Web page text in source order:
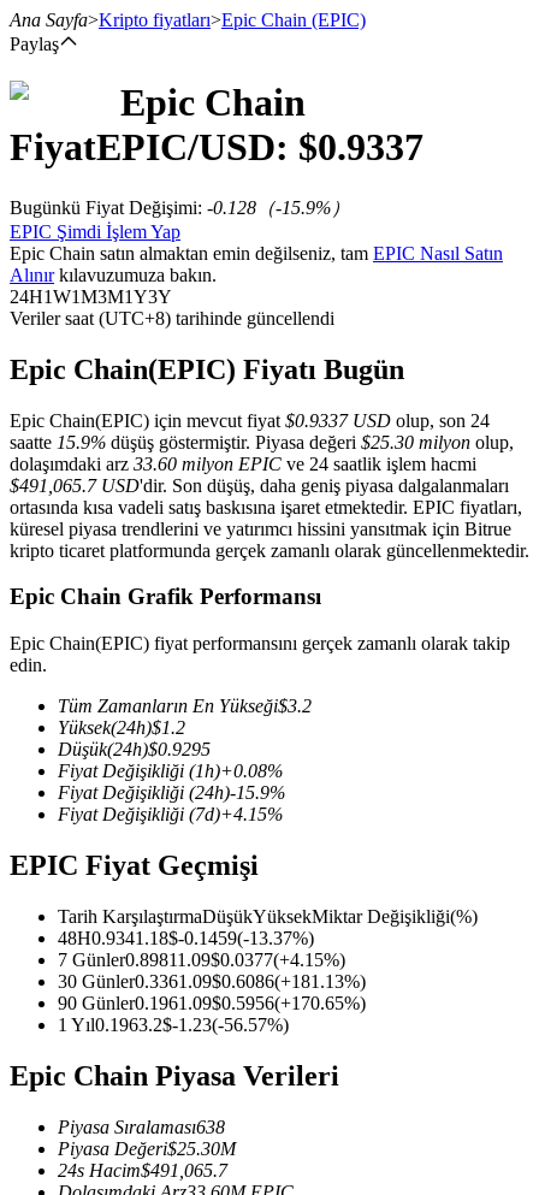
Vadeli İşlemler
USDT Vadeli İşlemleri
COIN-M Vadeli İşlemleri
TradFi
Hisse senetleri, döviz, değerli metaller ve emtia türevleri
USDC Vadeli İşlemleri
Ana Sayfa>Kripto fiyatları>Epic Chain (EPIC)
Paylaş
Epic Chain
FiyatEPIC/USD: $0.9337
Bugünkü Fiyat Değişimi: -0.128 （-15.9%）
EPIC Şimdi İşlem Yap
Epic Chain satın almaktan emin değilseniz, tam EPIC Nasıl Satın
Alınırkılavuzumuza bakın.
24H1W1M3M1Y3Y
Veriler saat (UTC+8) tarihinde güncellendi
Epic Chain(EPIC) Fiyatı Bugün
Epic Chain(EPIC) için mevcut fiyat $0.9337 USD olup, son 24
saatte 15.9% düşüş göstermiştir. Piyasa değeri $25.30 milyon olup,
dolaşımdaki arz 33.60 milyon EPIC ve 24 saatlik işlem hacmi
$491,065.7 USD'dir. Son düşüş, daha geniş piyasa dalgalanmaları
ortasında kısa vadeli satış baskısına işaret etmektedir. EPIC fiyatları,
küresel piyasa trendlerini ve yatırımcı hissini yansıtmak için Bitrue
kripto ticaret platformunda gerçek zamanlı olarak güncellenmektedir.
Epic Chain Grafik Performansı
Epic Chain(EPIC) fiyat performansını gerçek zamanlı olarak takip
edin.
Tüm Zamanların En Yükseği$3.2
Yüksek(24h)$1.2
Düşük(24h)$0.9295
Fiyat Değişikliği (1h)+0.08%
Fiyat Değişikliği (24h)-15.9%
Fiyat Değişikliği (7d)+4.15%
EPIC Fiyat Geçmişi
Tarih KarşılaştırmaDüşükYüksekMiktar Değişikliği(%)
48H0.9341.18$-0.1459(-13.37%)
7 Günler0.89811.09$0.0377(+4.15%)
30 Günler0.3361.09$0.6086(+181.13%)
90 Günler0.1961.09$0.5956(+170.65%)
1 Yıl0.1963.2$-1.23(-56.57%)
Epic Chain Piyasa Verileri
Piyasa Sıralaması638
Piyasa Değeri$25.30M
24s Hacim$491,065.7